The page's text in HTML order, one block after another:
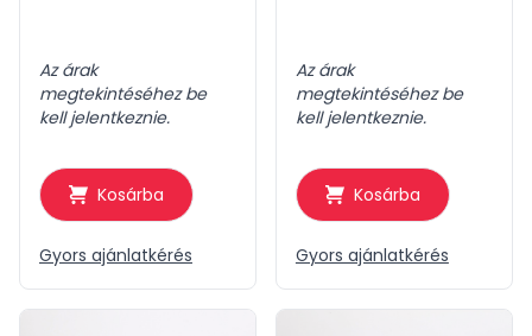
Az árak
megtekintéséhez be
kell jelentkeznie.
Kosárba
Gyors ajánlatkérés
Az árak
megtekintéséhez be
kell jelentkeznie.
Kosárba
Gyors ajánlatkérés